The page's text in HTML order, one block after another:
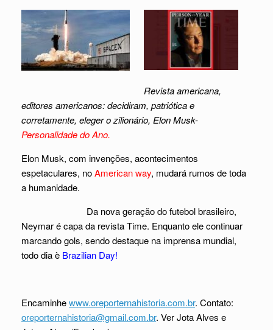
Revista americana,
editores americanos: decidiram, patriótica e
corretamente, eleger o zilionário, Elon Musk-
Personalidade do Ano.
Elon Musk, com invenções, acontecimentos
espetaculares, noAmerican way, mudará rumos de toda
a humanidade.
Da nova geração do futebol brasileiro,
Neymar é capa da revista Time. Enquanto ele continuar
marcando gols, sendo destaque na imprensa mundial,
todo dia è Brazilian Day!
Encaminhewww.oreporternahistoria.com.br. Contato:
oreporternahistoria@gmail.com.br. Ver Jota Alves e